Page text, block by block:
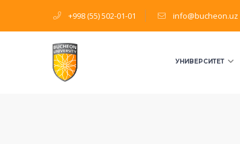
+998 (55) 502-01-01 info@bucheon.uz
УНИВЕРСИТЕТ